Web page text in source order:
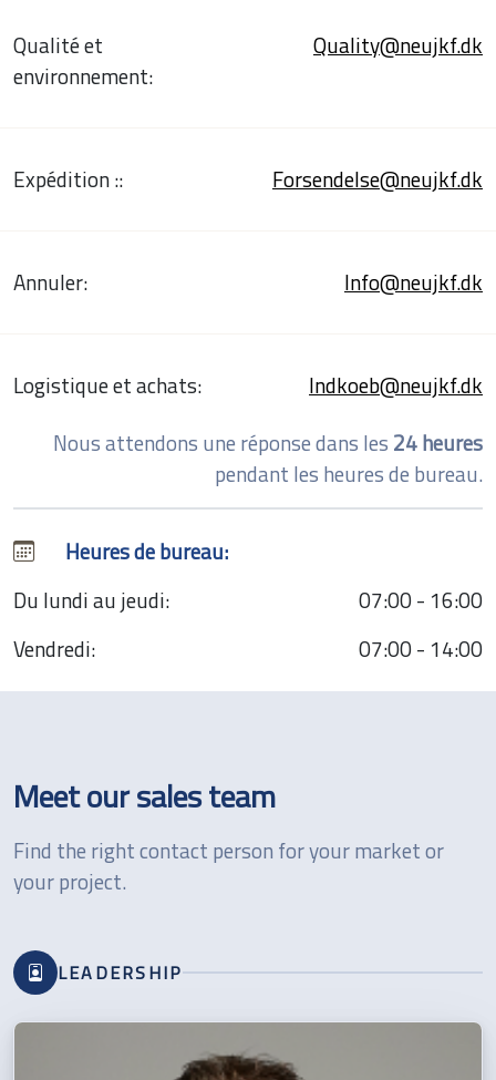
Qualité et
environnement:
Quality@neujkf.dk
Expédition :: Forsendelse@neujkf.dk
Annuler: Info@neujkf.dk
Logistique et achats:
Indkoeb@neujkf.dk
Nous attendons une réponse dans les 24 heures
pendant les heures de bureau.
Heures de bureau:
Du lundi au jeudi:
07:00 - 16:00
Vendredi:
07:00 - 14:00
Meet our sales team
Find the right contact person for your market or
your project.
LEADERSHIP